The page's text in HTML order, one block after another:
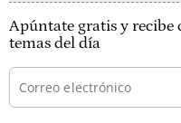
Apúntate gratis y recibe
temas del día